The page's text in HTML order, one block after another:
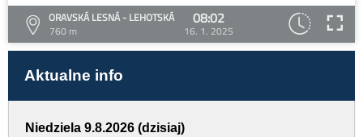
ORAVSKÁ LESNÁ - LEHOTSKÁ
760 m
08:02
16. 1. 2025
Aktualne info
Niedziela 9.8.2026 (dzisiaj)